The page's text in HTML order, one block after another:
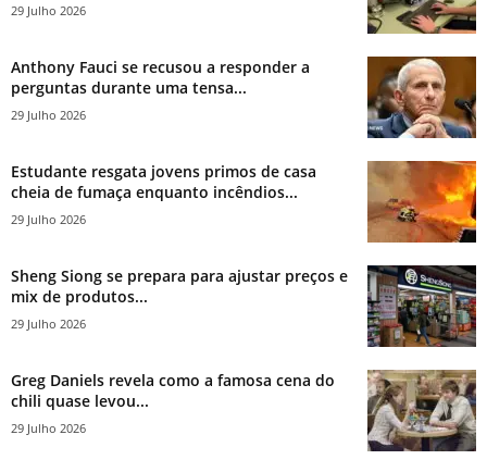
29 Julho 2026
Anthony Fauci se recusou a responder a
perguntas durante uma tensa...
29 Julho 2026
Estudante resgata jovens primos de casa
cheia de fumaça enquanto incêndios...
29 Julho 2026
Sheng Siong se prepara para ajustar preços e
mix de produtos...
29 Julho 2026
Greg Daniels revela como a famosa cena do
chili quase levou...
29 Julho 2026